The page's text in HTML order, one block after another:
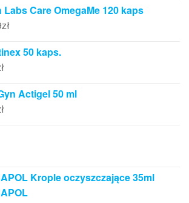
Labs Care OmegaMe 120 kaps
zł
50 kaps.
Actigel 50 ml
Krople oczyszczające 35ml